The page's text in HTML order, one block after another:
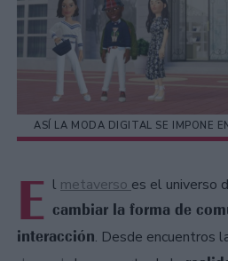
ASÍ LA MODA DIGITAL SE IMPONE
E l metaverso es el universo
cambiar la forma de
interacción. Desde encuentros